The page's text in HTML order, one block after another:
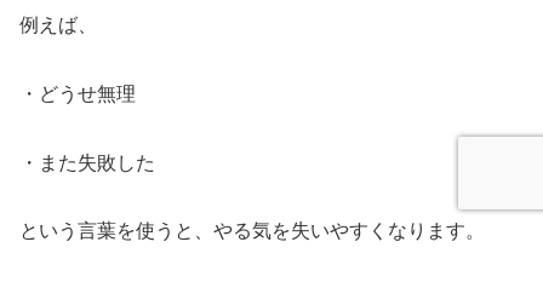
例えば、
・どうせ無理
・また失敗した
という言葉を使うと、やる気を失いやすくなります。